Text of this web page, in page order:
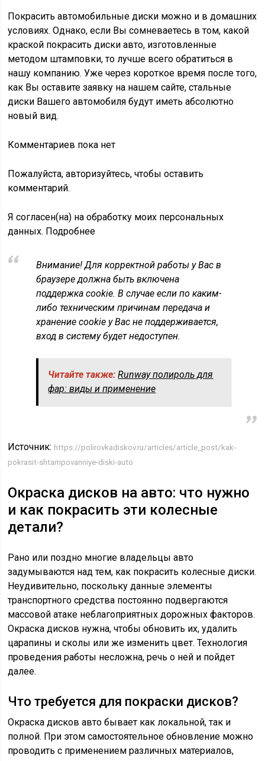
Покрасить автомобильные диски можно и в домашних
условиях. Однако, если Вы сомневаетесь в том, какой
краской покрасить диски авто, изготовленные
методом штамповки, то лучше всего обратиться в
нашу компанию. Уже через короткое время после того,
как Вы оставите заявку на нашем сайте, стальные
диски Вашего автомобиля будут иметь абсолютно
новый вид.
Комментариев пока нет
Пожалуйста, авторизуйтесь, чтобы оставить
комментарий.
Я согласен(на) на обработку моих персональных
данных. Подробнее
Внимание! Для корректной работы у Вас в
браузере должна быть включена
поддержка cookie. В случае если по каким-
либо техническим причинам передача и
хранение cookie у Вас не поддерживается,
вход в систему будет недоступен.
Читайте также: Runway полироль для
фар: виды и применение
Источник: https://polirovkadiskov.ru/articles/article_post/kak-
pokrasit-shtampovanniye-diski-auto
Окраска дисков на авто: что нужно
и как покрасить эти колесные
детали?
Рано или поздно многие владельцы авто
задумываются над тем, как покрасить колесные диски.
Неудивительно, поскольку данные элементы
транспортного средства постоянно подвергаются
массовой атаке неблагоприятных дорожных факторов.
Окраска дисков нужна, чтобы обновить их, удалить
царапины и сколы или же изменить цвет. Технология
проведения работы несложна, речь о ней и пойдет
далее.
Что требуется для покраски дисков?
Окраска дисков авто бывает как локальной, так и
полной. При этом самостоятельное обновление можно
проводить с применением различных материалов,